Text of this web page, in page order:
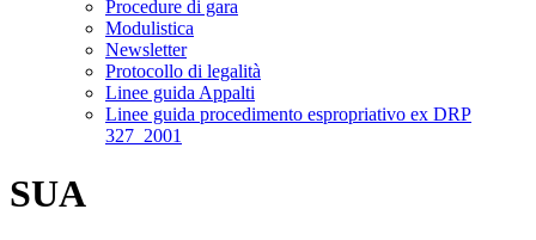
Procedure di gara
Modulistica
Newsletter
Protocollo di legalità
Linee guida Appalti
Linee guida procedimento espropriativo ex DRP
327_2001
SUA